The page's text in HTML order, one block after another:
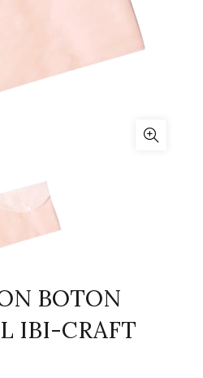
BOTON
IBI-CRAFT